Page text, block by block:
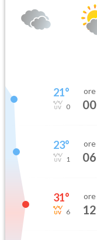
21°
0
ore
00
23°
1
ore
06
31°
6
ore
12